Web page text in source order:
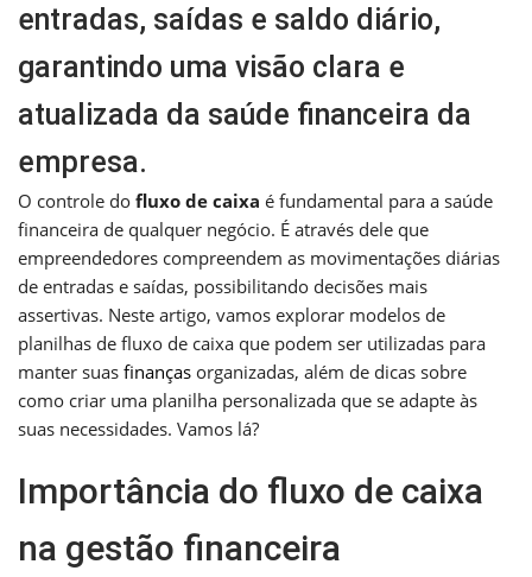
entradas, saídas e saldo diário,
garantindo uma visão clara e
atualizada da saúde financeira da
empresa.
O controle do fluxo de caixa é fundamental para a saúde
financeira de qualquer negócio. É através dele que
empreendedores compreendem as movimentações diárias
de entradas e saídas, possibilitando decisões mais
assertivas. Neste artigo, vamos explorar modelos de
planilhas de fluxo de caixa que podem ser utilizadas para
manter suas finanças organizadas, além de dicas sobre
como criar uma planilha personalizada que se adapte às
suas necessidades. Vamos lá?
Importância do fluxo de caixa
na gestão financeira